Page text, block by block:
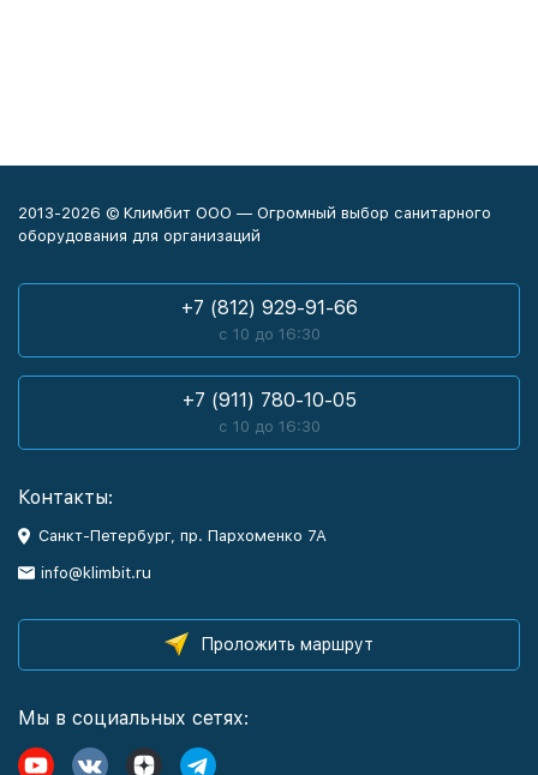
2013-2026 © Климбит ООО — Огромный выбор санитарного
оборудования для организаций
+7 (812) 929-91-66
с 10 до 16:30
+7 (911) 780-10-05
с 10 до 16:30
Контакты:
Санкт-Петербург, пр. Пархоменко 7А
info@klimbit.ru
Проложить маршрут
Мы в социальных сетях: